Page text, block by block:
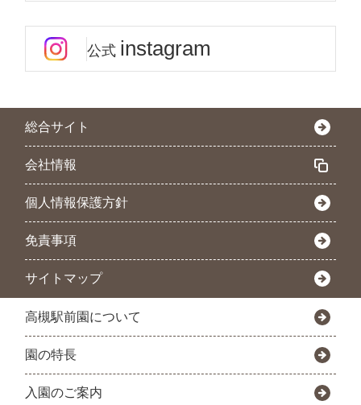
公式 instagram
総合サイト
会社情報
個人情報保護方針
免責事項
サイトマップ
高槻駅前園について
園の特長
入園のご案内